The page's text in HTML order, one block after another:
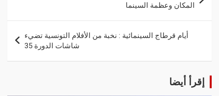
المكان وعظمة السينما
أيام قرطاج السينمائية : نخبة من الأفلام التونسية تضيء
شاشات الدورة 35
إقرأ أيضا